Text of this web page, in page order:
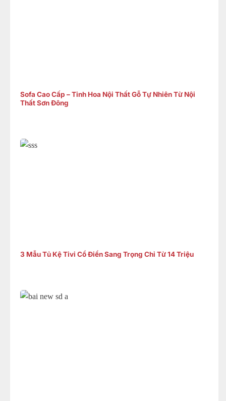
Sofa Cao Cấp – Tinh Hoa Nội Thất Gỗ Tự Nhiên Từ Nội
Thất Sơn Đông
3 Mẫu Tủ Kệ Tivi Cổ Điển Sang Trọng Chỉ Từ 14 Triệu